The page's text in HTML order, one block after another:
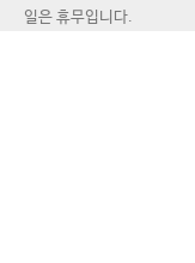
일은 휴무입니다.